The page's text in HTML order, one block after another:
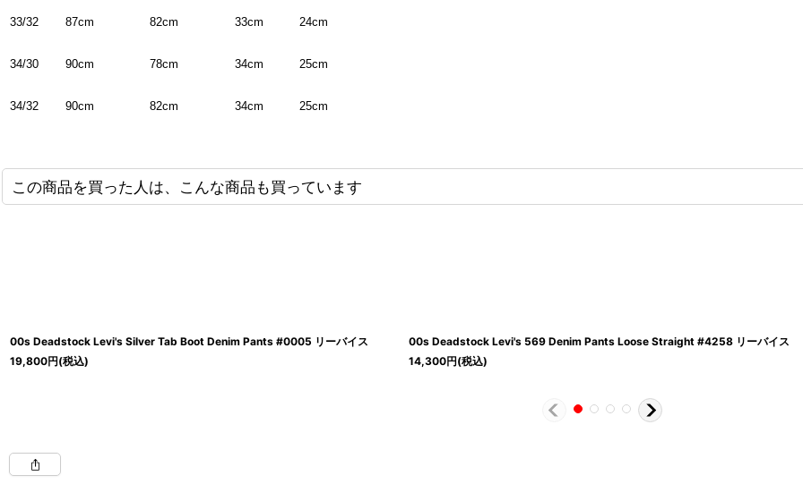
33/32 87cm 82cm 33cm 24cm
34/30 90cm 78cm 34cm 25cm
34/32 90cm 82cm 34cm 25cm
この商品を買った人は、こんな商品も買っています
00s Deadstock Levi's Silver Tab Boot Denim Pants #0005 リーバイス
19,800円(税込)
00s Deadstock Levi's 569 Denim Pants Loose Straight #4258 リーバイス
14,300円(税込)